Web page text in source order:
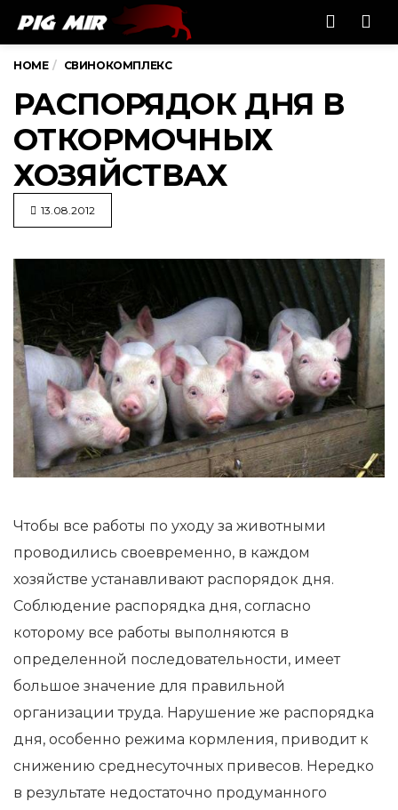
HOME СВИНОКОМПЛЕКС
РАСПОРЯДОК ДНЯ В
ОТКОРМОЧНЫХ
ХОЗЯЙСТВАХ
13.08.2012
Чтобы все работы по уходу за животными
проводились своевременно, в каждом
хозяйстве устанавливают распорядок дня.
Соблюдение распорядка дня, согласно
которому все работы выполняются в
определенной последовательности, имеет
большое значение для правильной
организации труда. Нарушение же распорядка
дня, особенно режима кормления, приводит к
снижению среднесуточных привесов. Нередко
в результате недостаточно продуманного